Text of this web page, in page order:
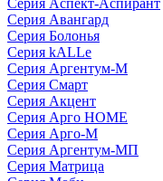
Серия Аспект-Аспирант
Серия Авангард
Серия Болонья
Серия kALLe
Серия Аргентум-М
Серия Смарт
Серия Акцент
Серия Арго HOME
Серия Арго-М
Серия Аргентум-МП
Серия Матрица